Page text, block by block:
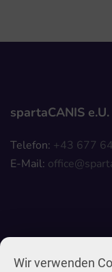
spartaCANIS e.U.
Telefon: +43 677
E-Mail:
Wir verwenden